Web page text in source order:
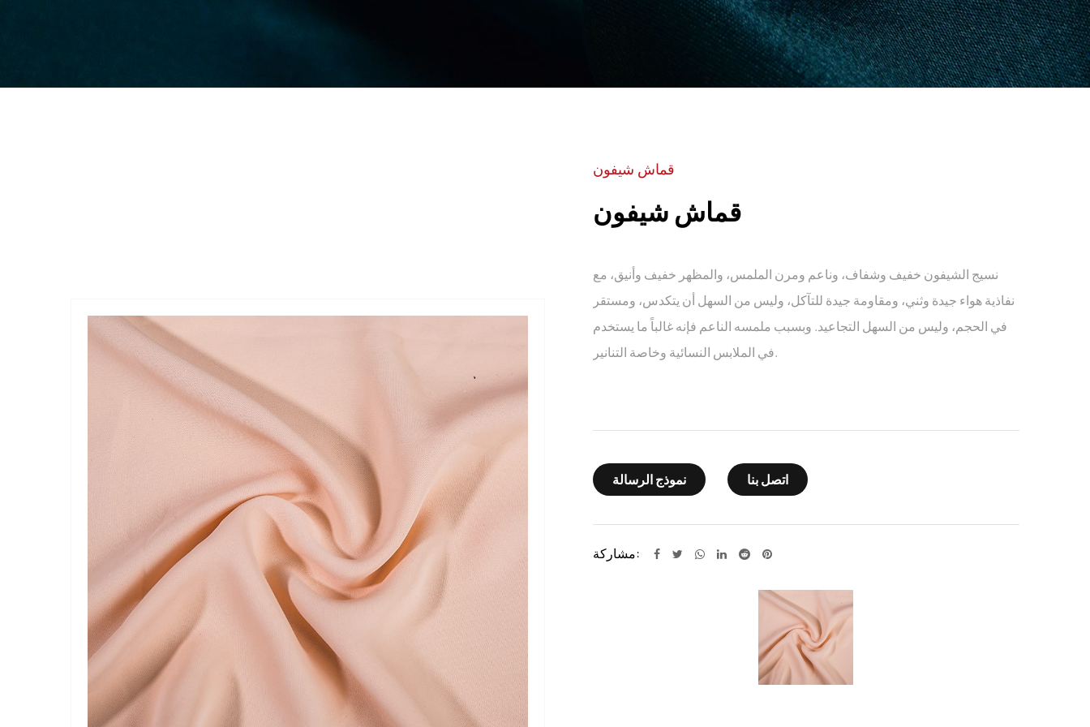
قماش شيفون
قماش شيفون
نسيج الشيفون خفيف وشفاف، وناعم ومرن الملمس، والمظهر خفيف وأنيق، مع
نفاذية هواء جيدة وثني، ومقاومة جيدة للتآكل، وليس من السهل أن يتكدس، ومستقر
في الحجم، وليس من السهل التجاعيد. وبسبب ملمسه الناعم فإنه غالباً ما يستخدم
في الملابس النسائية وخاصة التنانير.
نموذج الرسالة اتصل بنا
مشاركة: